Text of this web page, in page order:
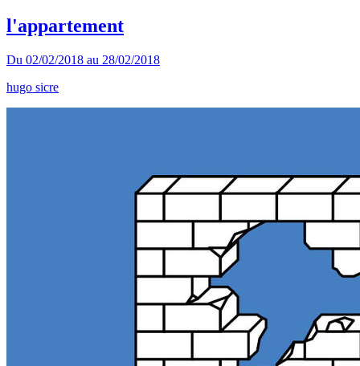
l'appartement
Du 02/02/2018 au 28/02/2018
hugo sicre